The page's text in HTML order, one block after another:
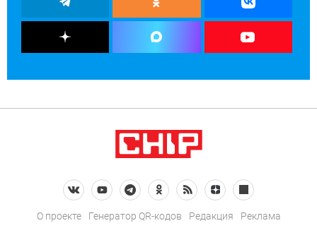
О проекте Генератор QR-кодов Редакция
Реклама